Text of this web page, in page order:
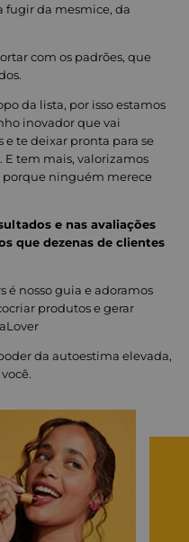
fugir da mesmice, da
com os padrões, que
da lista, por isso estamos
inovador que vai
te deixar pronta para se
tem mais, valorizamos
porque ninguém merece
e nas avaliações
que dezenas de clientes
é nosso guia e adoramos
produtos e gerar
da autoestima elevada,